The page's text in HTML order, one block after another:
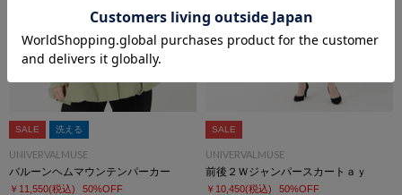
SALE 洗える
UNIVERVALMUSE
バルーンヘムマウンテンパーカー
￥11,550(税込) 50%OFF
SALE
UNIVERVALMUSE
前後２Ｗジャンパースカートａｙ
￥10,450(税込) 50%OFF